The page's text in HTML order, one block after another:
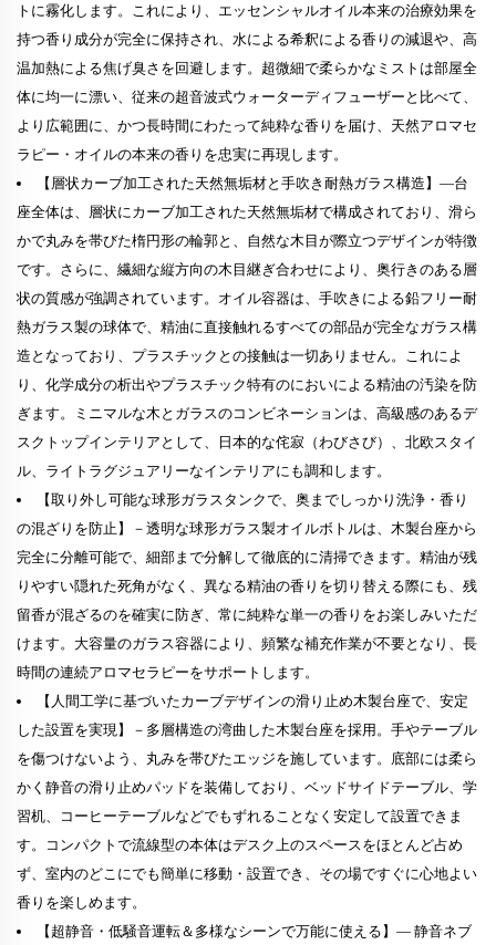
トに霧化します。これにより、エッセンシャルオイル本来の治療効果を
持つ香り成分が完全に保持され、水による希釈による香りの減退や、高
温加熱による焦げ臭さを回避します。超微細で柔らかなミストは部屋全
体に均一に漂い、従来の超音波式ウォーターディフューザーと比べて、
より広範囲に、かつ長時間にわたって純粋な香りを届け、天然アロマセ
ラピー・オイルの本来の香りを忠実に再現します。
【層状カーブ加工された天然無垢材と手吹き耐熱ガラス構造】—台
座全体は、層状にカーブ加工された天然無垢材で構成されており、滑ら
かで丸みを帯びた楕円形の輪郭と、自然な木目が際立つデザインが特徴
です。さらに、繊細な縦方向の木目継ぎ合わせにより、奥行きのある層
状の質感が強調されています。オイル容器は、手吹きによる鉛フリー耐
熱ガラス製の球体で、精油に直接触れるすべての部品が完全なガラス構
造となっており、プラスチックとの接触は一切ありません。これによ
り、化学成分の析出やプラスチック特有のにおいによる精油の汚染を防
ぎます。ミニマルな木とガラスのコンビネーションは、高級感のあるデ
スクトップインテリアとして、日本的な侘寂（わびさび）、北欧スタイ
ル、ライトラグジュアリーなインテリアにも調和します。
【取り外し可能な球形ガラスタンクで、奥までしっかり洗浄・香り
の混ざりを防止】－透明な球形ガラス製オイルボトルは、木製台座から
完全に分離可能で、細部まで分解して徹底的に清掃できます。精油が残
りやすい隠れた死角がなく、異なる精油の香りを切り替える際にも、残
留香が混ざるのを確実に防ぎ、常に純粋な単一の香りをお楽しみいただ
けます。大容量のガラス容器により、頻繁な補充作業が不要となり、長
時間の連続アロマセラピーをサポートします。
【人間工学に基づいたカーブデザインの滑り止め木製台座で、安定
した設置を実現】－多層構造の湾曲した木製台座を採用。手やテーブル
を傷つけないよう、丸みを帯びたエッジを施しています。底部には柔ら
かく静音の滑り止めパッドを装備しており、ベッドサイドテーブル、学
習机、コーヒーテーブルなどでもずれることなく安定して設置できま
す。コンパクトで流線型の本体はデスク上のスペースをほとんど占め
ず、室内のどこにでも簡単に移動・設置でき、その場ですぐに心地よい
香りを楽しめます。
【超静音・低騒音運転＆多様なシーンで万能に使える】— 静音ネブ